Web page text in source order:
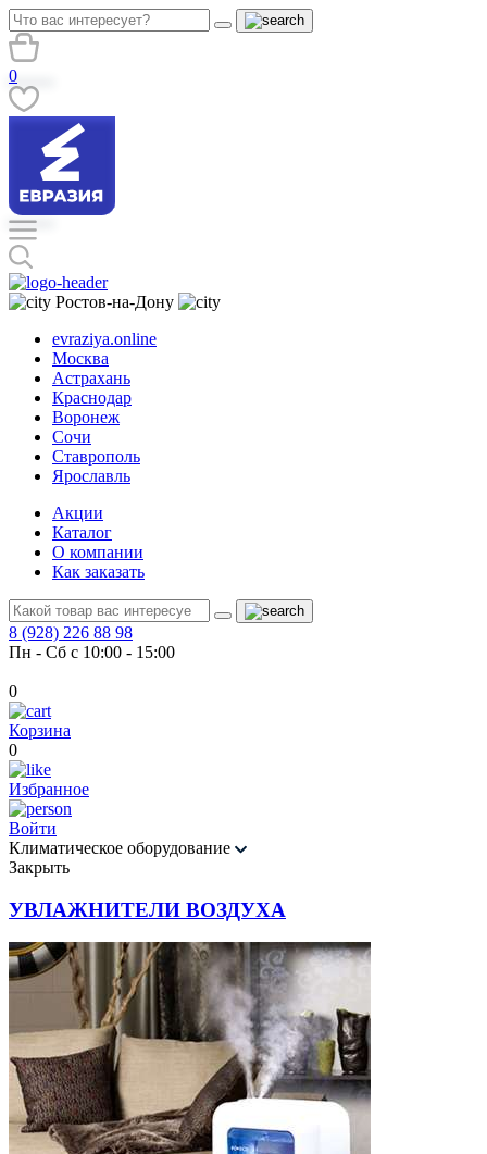
0
Ростов-на-Дону
evraziya.online
Москва
Астрахань
Краснодар
Воронеж
Сочи
Ставрополь
Ярославль
Акции
Каталог
О компании
Как заказать
8 (928) 226 88 98
Пн - Сб с 10:00 - 15:00
0
Корзина
0
Избранное
Войти
Климатическое оборудование
Закрыть
УВЛАЖНИТЕЛИ ВОЗДУХА